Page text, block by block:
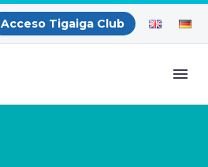
Acceso Tigaiga Club